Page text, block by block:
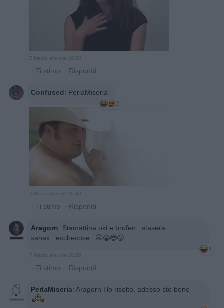
7 Marzo alle ore 16:38
· Ti stimo · Rispondi
Confused: PerlaMiseria
2
7 Marzo alle ore 16:40
· Ti stimo · Rispondi
Aragorn: Stamattina oki e brufen...stasera
xanax...ecchecose...🤭😁😎😜
1
7 Marzo alle ore 19:26
· Ti stimo · Rispondi
PerlaMiseria: Aragorn Ho risolto, adesso sto bene